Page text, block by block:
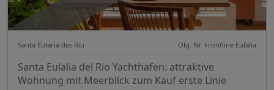
Santa Eularia des Riu Obj. Nr. Frontline Eulalia
Santa Eulalia del Rio Yachthafen: attraktive
Wohnung mit Meerblick zum Kauf erste Linie